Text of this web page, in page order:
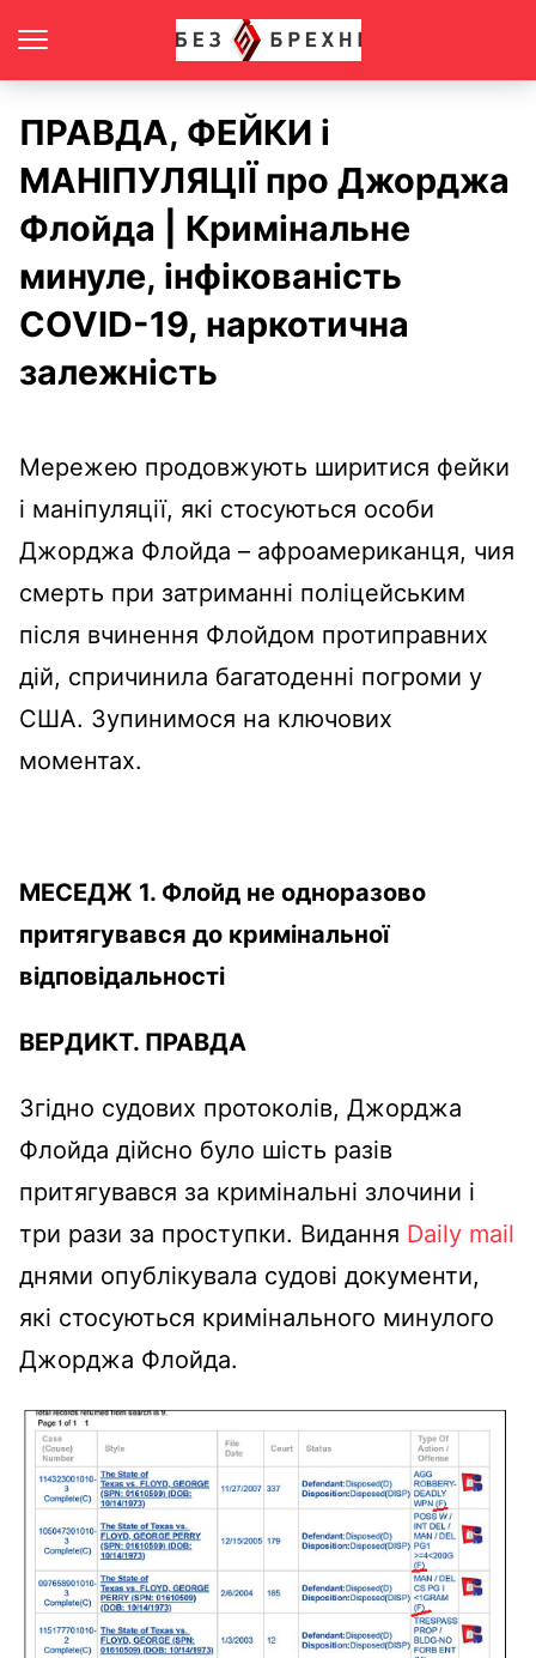
ПРАВДА, ФЕЙКИ і
МАНІПУЛЯЦІЇ про Джорджа
Флойда | Кримінальне
минуле, інфікованість
COVID-19, наркотична
залежність
Мережею продовжують ширитися фейки
і маніпуляції, які стосуються особи
Джорджа Флойда – афроамериканця, чия
смерть при затриманні поліцейським
після вчинення Флойдом протиправних
дій, спричинила багатоденні погроми у
США. Зупинимося на ключових
моментах.
МЕСЕДЖ 1. Флойд не одноразово
притягувався до кримінальної
відповідальності
ВЕРДИКТ. ПРАВДА
Згідно судових протоколів, Джорджа
Флойда дійсно було шість разів
притягувався за кримінальні злочини і
три рази за проступки. Видання Daily mail
днями опублікувала судові документи,
які стосуються кримінального минулого
Джорджа Флойда.